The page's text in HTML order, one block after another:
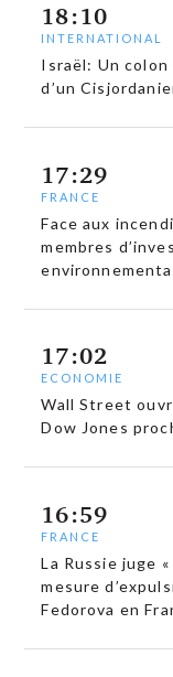
18:10
INTERNATIONAL
Israël: Un
d’un
17:29
FRANCE
Face aux
membres
17:02
ECONOMIE
Wall Street
Dow Jones
16:59
FRANCE
La Russie juge
mesure
Fedorova en